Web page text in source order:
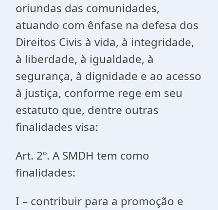
oriundas das comunidades,
atuando com ênfase na defesa dos
Direitos Civis à vida, à integridade,
à liberdade, à igualdade, à
segurança, à dignidade e ao acesso
à justiça, conforme rege em seu
estatuto que, dentre outras
finalidades visa:
Art. 2º. A SMDH tem como
finalidades:
I – contribuir para a promoção e